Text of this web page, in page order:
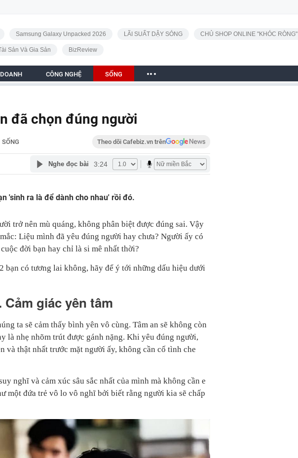
Samsung Galaxy Unpacked 2026 LÃI SUẤT DẬY SÓNG CHỦ SHOP ONLINE "KHÓC RÒNG"
Sản Và Gia Sản BizReview
CÔNG NGHỆ SỐNG
đã chọn đúng người
SỐNG Theo dõi Cafebiz.vn trên
Nghe đọc bài 3:24
'sinh ra là để dành cho nhau' rồi đó.
trở nên mù quáng, không phân biệt được đúng sai. Vậy
Liệu mình đã yêu đúng người hay chưa? Người ấy có
đời bạn hay chỉ là si mê nhất thời?
bạn có tương lai không, hãy để ý tới những dấu hiệu dưới
Cảm giác yên tâm
ta sẽ cảm thấy bình yên vô cùng. Tâm an sẽ không còn
là nhẹ nhõm trút được gánh nặng. Khi yêu đúng người,
và thật nhất trước mặt người ấy, không cần cố tình che
nghĩ và cảm xúc sâu sắc nhất của mình mà không cần e
một đứa trẻ vô lo vô nghĩ bởi biết rằng người kia sẽ chấp